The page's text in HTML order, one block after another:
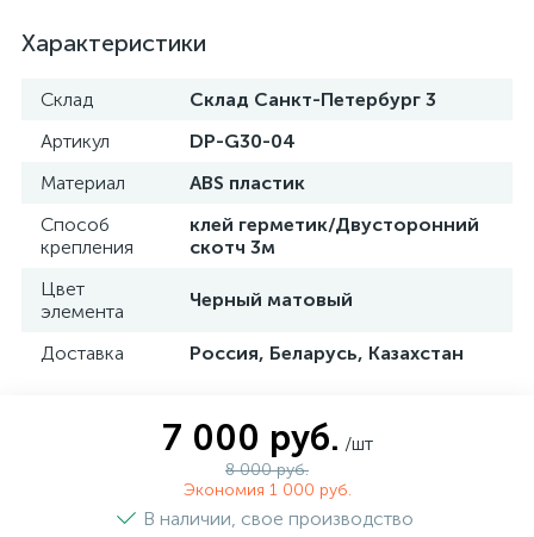
Характеристики
Склад
Склад Санкт-Петербург 3
Артикул
DP-G30-04
Материал
ABS пластик
Способ
крепления
клей герметик/Двусторонний
скотч 3м
Цвет
элемента
Черный матовый
Доставка Россия, Беларусь, Казахстан
7 000 руб. /шт
8 000 руб.
Экономия 1 000 руб.
В наличии, свое производство